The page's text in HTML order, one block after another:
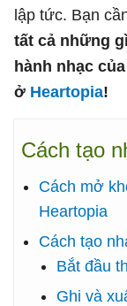
lập tức. Bạn
tất cả những
hành nhạc
ở Heartopia!
Cách tạo
Cách mở
Heartopia
Cách tạo
Bắt đầu
Ghi và